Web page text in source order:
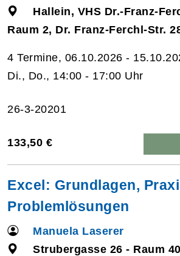
Hallein, VHS Dr.-Franz-
Raum 2, Dr. Franz-Ferchl-Str.
4 Termine, 06.10.2026 -
Di., Do., 14:00 - 17:00 Uhr
26-3-20201
133,50 €
Excel: Grundlagen,
Problemlösungen
Manuela Laserer
Strubergasse 26 - Raum